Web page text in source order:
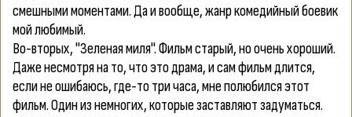
смешными моментами. Да и вообще, жанр комедийный боевик
мой любимый.
Во-вторых, "Зеленая миля". Фильм старый, но очень хороший.
Даже несмотря на то, что это драма, и сам фильм длится,
если не ошибаюсь, где-то три часа, мне полюбился этот
фильм. Один из немногих, которые заставляют задуматься.